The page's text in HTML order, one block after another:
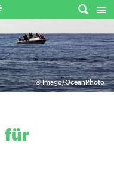
©Imago/OceanPhoto
für